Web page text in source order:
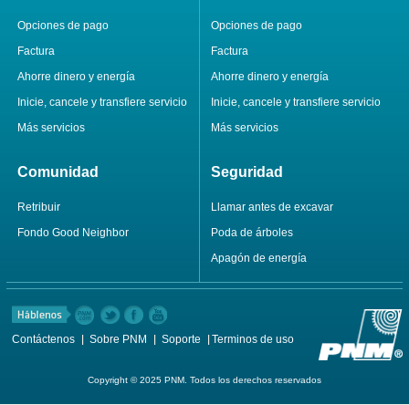
Opciones de pago
Factura
Ahorre dinero y energía
Inicie, cancele y transfiere servicio
Más servicios
Opciones de pago
Factura
Ahorre dinero y energía
Inicie, cancele y transfiere servicio
Más servicios
Comunidad
Retribuir
Fondo Good Neighbor
Seguridad
Llamar antes de excavar
Poda de árboles
Apagón de energía
Contáctenos Sobre PNM Soporte Terminos de uso
Copyright © 2025 PNM. Todos los derechos reservados